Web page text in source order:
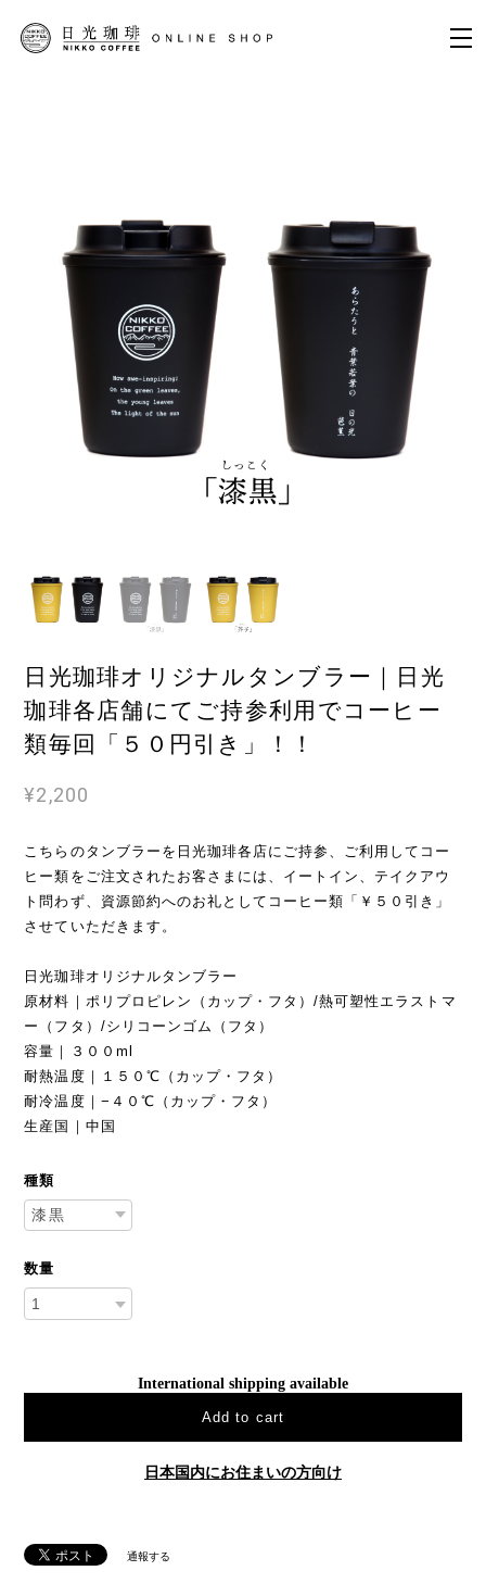
日光珈琲オリジナルタンブラー｜日光
珈琲各店舗にてご持参利用でコーヒー
類毎回「５０円引き」！！
¥2,200
こちらのタンブラーを日光珈琲各店にご持参、ご利用してコー
ヒー類をご注文されたお客さまには、イートイン、テイクアウ
ト問わず、資源節約へのお礼としてコーヒー類「￥５０引き」
させていただきます。
日光珈琲オリジナルタンブラー
原材料｜ポリプロピレン（カップ・フタ）/熱可塑性エラストマ
ー（フタ）/シリコーンゴム（フタ）
容量｜３００ml
耐熱温度｜１５０℃（カップ・フタ）
耐冷温度｜−４０℃（カップ・フタ）
生産国｜中国
種類
数量
International shipping available
Add to cart
日本国内にお住まいの方向け
通報する